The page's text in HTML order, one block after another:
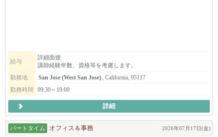
す。
◆◇飲食店もそこで働くスタッフも正当に評価される環境
例えば、ラーメン１杯の値段ってどのくらいを想像しますか？
日本国内では​1,000円程度で食べられるお店もありますが、
アメリカでは​3000円前後が普通の値段！
海外旅行に行ってびっくりしてしまう人もいますよね。
それは、そのブランドやそこで働くスタッフに対するリスペクト
顧客がいない状態からでも入客できる環境があります。
まずはお気軽にご連絡ください！
English Communication Service (ECS) is seeking dedicated English teac
hers who strive to help students reach their full potential while providing
instruction with empathy and care.
給与
詳細面接
講師経験年数、資格等を考慮します。
勤務地
San Jose (West San Jose) , California, 95117
勤務時間
09:30～19:00
詳細
パートタイム オフィス＆事務 2026年07月17日(金)